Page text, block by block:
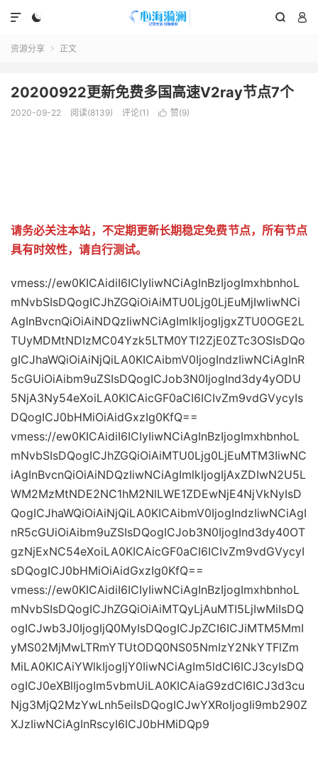
  

资源分享  正文
20200922更新免费多国高速V2ray节点7个
2020-09-22 阅读(8139) 评论(1)  赞(9)
请务必关注本站，不定期更新长期稳定免费节点，所有节点
具有时效性，请自行测试。
vmess://ew0KICAidiI6ICIyIiwNCiAgInBzIjogImxhbnhoL
mNvbSIsDQogICJhZGQiOiAiMTU0Ljg0LjEuMjIwIiwNCi
AgInBvcnQiOiAiNDQzIiwNCiAgImlkIjogIjgxZTU0OGE2L
TUyMDMtNDIzMC04Yzk5LTM0YTI2ZjE0ZTc3OSIsDQo
gICJhaWQiOiAiNjQiLA0KICAibmV0IjogIndzIiwNCiAgInR
5cGUiOiAibm9uZSIsDQogICJob3N0IjogInd3dy4yODU
5NjA3Ny54eXoiLA0KICAicGF0aCI6ICIvZm9vdGVycyIs
DQogICJ0bHMiOiAidGxzIg0KfQ==
vmess://ew0KICAidiI6ICIyIiwNCiAgInBzIjogImxhbnhoL
mNvbSIsDQogICJhZGQiOiAiMTU0Ljg0LjEuMTM3IiwNC
iAgInBvcnQiOiAiNDQzIiwNCiAgImlkIjogIjAxZDIwN2U5L
WM2MzMtNDE2NC1hM2NlLWE1ZDEwNjE4NjVkNyIsD
QogICJhaWQiOiAiNjQiLA0KICAibmV0IjogIndzIiwNCiAgI
nR5cGUiOiAibm9uZSIsDQogICJob3N0IjogInd3dy40OT
gzNjExNC54eXoiLA0KICAicGF0aCI6ICIvZm9vdGVycyI
sDQogICJ0bHMiOiAidGxzIg0KfQ==
vmess://ew0KICAidiI6ICIyIiwNCiAgInBzIjogImxhbnhoL
mNvbSIsDQogICJhZGQiOiAiMTQyLjAuMTI5LjIwMiIsDQ
ogICJwb3J0IjogIjQ0MyIsDQogICJpZCI6ICJiMTM5MmI
yMS02MjMwLTRmYTUtODQ0NS05NmIzY2NkYTFlZm
MiLA0KICAiYWlkIjogIjY0IiwNCiAgIm5ldCI6ICJ3cyIsDQ
ogICJ0eXBlIjogIm5vbmUiLA0KICAiaG9zdCI6ICJ3d3cu
Njg3MjQ2MzYwLnh5eiIsDQogICJwYXRoIjogIi9mb290Z
XJzIiwNCiAgInRscyI6ICJ0bHMiDQp9